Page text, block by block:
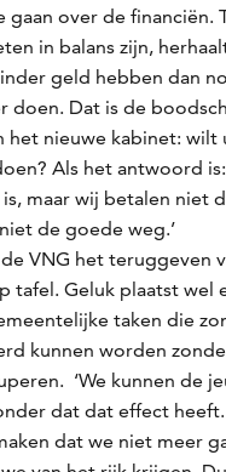
gaan over de financiën.
in balans zijn,
geld hebben dan
doen. Dat is de
het nieuwe kabinet: wilt
Als het antwoord
maar wij betalen niet
de goede weg.’
VNG het teruggeven
tafel. Geluk plaatst wel
taken die
kunnen worden
‘We kunnen de
dat dat effect
dat we niet meer